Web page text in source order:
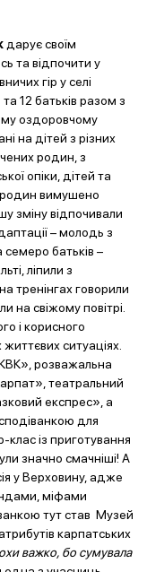
дарує своїм
та відпочити у
гір у селі
12 батьків разом з
оздоровчому
на дітей з різних
родин, з
опіки, дітей та
вимушено
зміну відпочивали
– молодь з
батьків –
ліпили з
тренінгах говорили
на свіжому повітрі.
і корисного
ситуаціях.
розважальна
театральний
експрес», а
для
клас із приготування
значно смачніші! А
у Верховину, адже
міфами
тут став Музей
карпатських
важко, бо сумувала